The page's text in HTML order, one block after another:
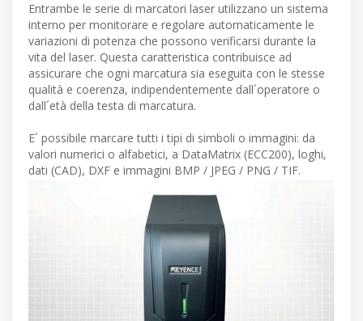
Entrambe le serie di marcatori laser utilizzano un sistema
interno per monitorare e regolare automaticamente le
variazioni di potenza che possono verificarsi durante la
vita del laser. Questa caratteristica contribuisce ad
assicurare che ogni marcatura sia eseguita con le stesse
qualità e coerenza, indipendentemente dall´operatore o
dall´età della testa di marcatura.
E´ possibile marcare tutti i tipi di simboli o immagini: da
valori numerici o alfabetici, a DataMatrix (ECC200), loghi,
dati (CAD), DXF e immagini BMP / JPEG / PNG / TIF.